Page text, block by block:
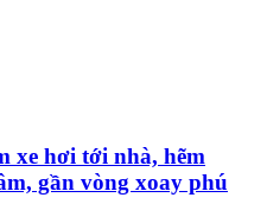
xe hơi tới nhà, hẽm
gần vòng xoay phú